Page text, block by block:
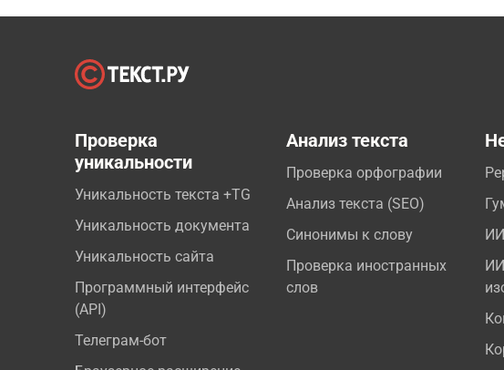
Проверка
уникальности
Уникальность текста +TG
Уникальность документа
Уникальность сайта
Программный интерфейс
(API)
Телеграм-бот
Анализ текста
Проверка орфографии
Анализ текста (SEO)
Синонимы к слову
Проверка иностранных
слов